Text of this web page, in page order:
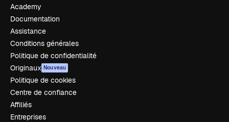
Academy
Documentation
Assistance
Conditions générales
Politique de confidentialité
Originaux Nouveau
Politique de cookies
Centre de confiance
Affiliés
Entreprises